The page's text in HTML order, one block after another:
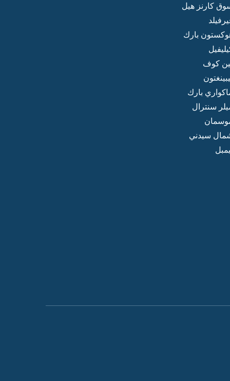
كارنز هيل
بارك
كوف
بارك
سنترال
سيدني